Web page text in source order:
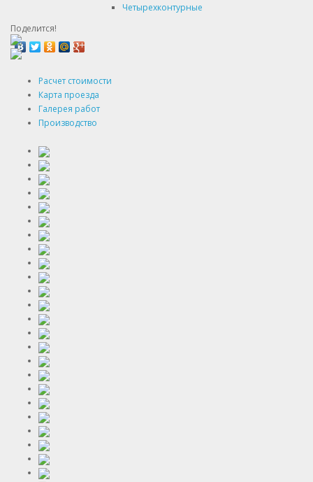
Четырехконтурные
Поделится!
Расчет стоимости
Карта проезда
Галерея работ
Производство